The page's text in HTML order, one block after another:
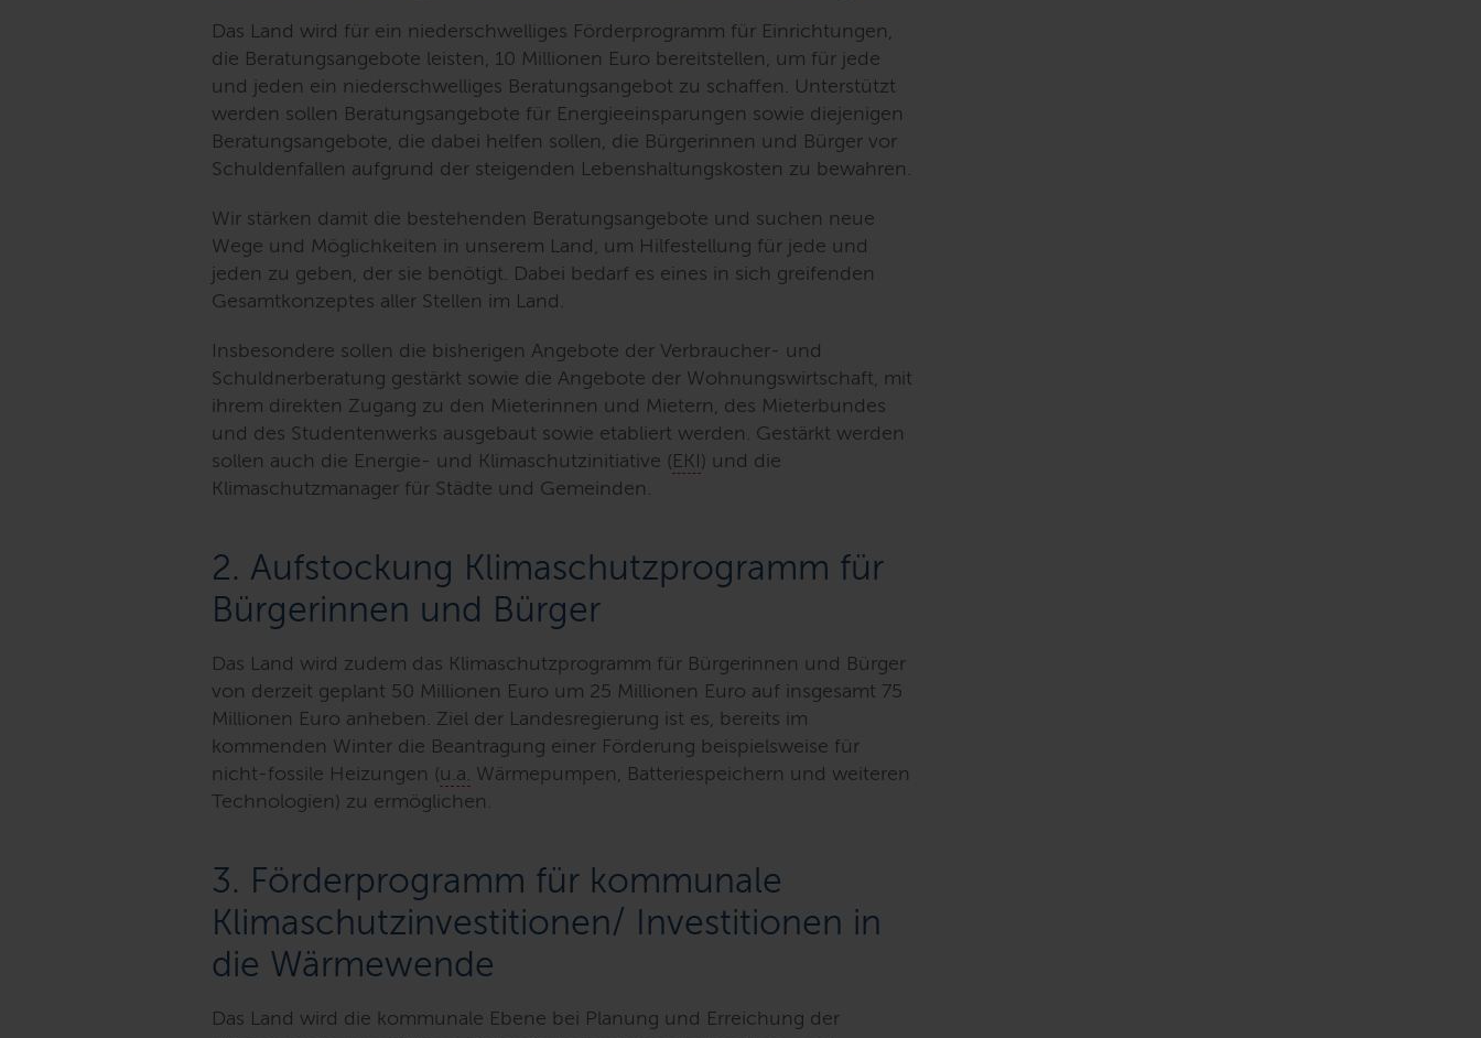
Das Land wird für ein niederschwelliges Förderprogramm für Einrichtungen,
die Beratungsangebote leisten, 10 Millionen Euro bereitstellen, um für jede
und jeden ein niederschwelliges Beratungsangebot zu schaffen. Unterstützt
werden sollen Beratungsangebote für Energieeinsparungen sowie diejenigen
Beratungsangebote, die dabei helfen sollen, die Bürgerinnen und Bürger vor
Schuldenfallen aufgrund der steigenden Lebenshaltungskosten zu bewahren.
Wir stärken damit die bestehenden Beratungsangebote und suchen neue
Wege und Möglichkeiten in unserem Land, um Hilfestellung für jede und
jeden zu geben, der sie benötigt. Dabei bedarf es eines in sich greifenden
Gesamtkonzeptes aller Stellen im Land.
Insbesondere sollen die bisherigen Angebote der Verbraucher- und
Schuldnerberatung gestärkt sowie die Angebote der Wohnungswirtschaft, mit
ihrem direkten Zugang zu den Mieterinnen und Mietern, des Mieterbundes
und des Studentenwerks ausgebaut sowie etabliert werden. Gestärkt werden
sollen auch die Energie- und Klimaschutzinitiative (EKI) und die
Klimaschutzmanager für Städte und Gemeinden.
2. Aufstockung Klimaschutzprogramm für
Bürgerinnen und Bürger
Das Land wird zudem das Klimaschutzprogramm für Bürgerinnen und Bürger
von derzeit geplant 50 Millionen Euro um 25 Millionen Euro auf insgesamt 75
Millionen Euro anheben. Ziel der Landesregierung ist es, bereits im
kommenden Winter die Beantragung einer Förderung beispielsweise für
nicht-fossile Heizungen (u.a. Wärmepumpen, Batteriespeichern und weiteren
Technologien) zu ermöglichen.
3. Förderprogramm für kommunale
Klimaschutzinvestitionen/ Investitionen in
die Wärmewende
Das Land wird die kommunale Ebene bei Planung und Erreichung der